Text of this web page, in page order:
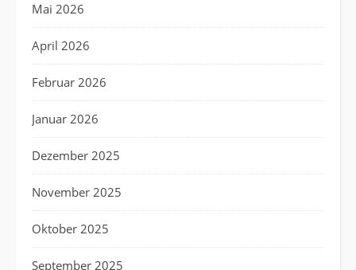
Mai 2026
April 2026
Februar 2026
Januar 2026
Dezember 2025
November 2025
Oktober 2025
September 2025